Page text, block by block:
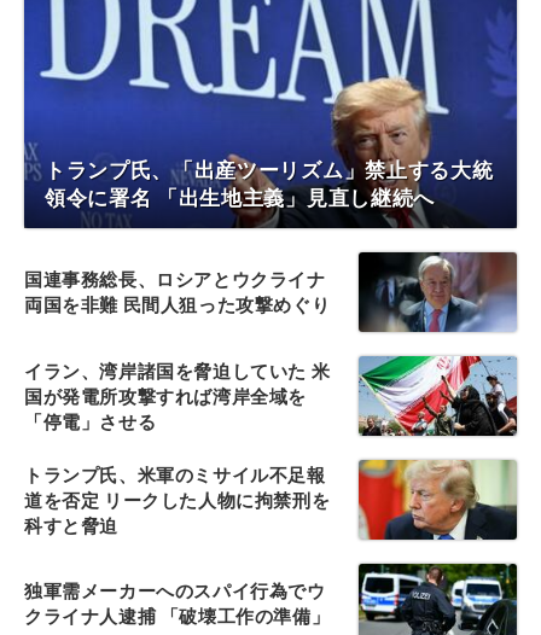
トランプ氏、「出産ツーリズム」禁止する大統
領令に署名 「出生地主義」見直し継続へ
国連事務総長、ロシアとウクライナ
両国を非難 民間人狙った攻撃めぐり
イラン、湾岸諸国を脅迫していた 米
国が発電所攻撃すれば湾岸全域を
「停電」させる
トランプ氏、米軍のミサイル不足報
道を否定 リークした人物に拘禁刑を
科すと脅迫
独軍需メーカーへのスパイ行為でウ
クライナ人逮捕 「破壊工作の準備」